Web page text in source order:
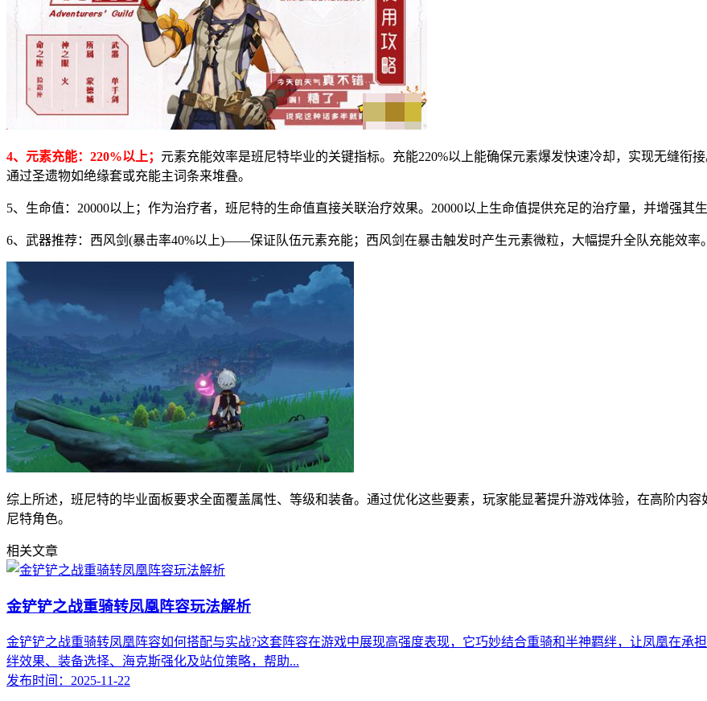
4、元素充能：220%以上； 元素充能效率是班尼特毕业的关键指标。充能220%以上能确保元素爆发快速冷却，实现无缝衔
通过圣遗物如绝缘套或充能主词条来堆叠。
5、生命值：20000以上；作为治疗者，班尼特的生命值直接关联治疗效果。20000以上生命值提供充足的治疗量，并增强其
6、武器推荐：西风剑(暴击率40%以上)——保证队伍元素充能；西风剑在暴击触发时产生元素微粒，大幅提升全队充能效率
综上所述，班尼特的毕业面板要求全面覆盖属性、等级和装备。通过优化这些要素，玩家能显著提升游戏体验，在高阶内
尼特角色。
相关文章
金铲铲之战重骑转凤凰阵容玩法解析
金铲铲之战重骑转凤凰阵容如何搭配与实战?这套阵容在游戏中展现高强度表现，它巧妙结合重骑和半神羁绊，让凤凰在承
绊效果、装备选择、海克斯强化及站位策略，帮助...
发布时间：2025-11-22